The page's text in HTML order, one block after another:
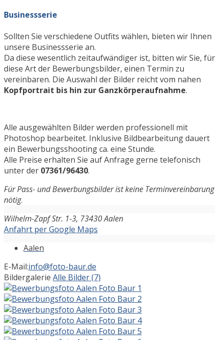
Businessserie
Sollten Sie verschiedene Outfits wählen, bieten wir Ihnen
unsere Businessserie an.
Da diese wesentlich zeitaufwändiger ist, bitten wir Sie, für
diese Art der Bewerbungsbilder, einen Termin zu
vereinbaren. Die Auswahl der Bilder reicht vom nahen
Kopfportrait bis hin zur Ganzkörperaufnahme.
Alle ausgewählten Bilder werden professionell mit
Photoshop bearbeitet. Inklusive Bildbearbeitung dauert
ein Bewerbungsshooting ca. eine Stunde.
Alle Preise erhalten Sie auf Anfrage gerne telefonisch
unter der 07361/96430.
Für Pass- und Bewerbungsbilder ist keine Terminvereinbarung
nötig.
Wilhelm-Zapf Str. 1-3, 73430 Aalen
Anfahrt per Google Maps
Aalen
E-Mail:info@foto-baur.de
Bildergalerie Alle Bilder (7)